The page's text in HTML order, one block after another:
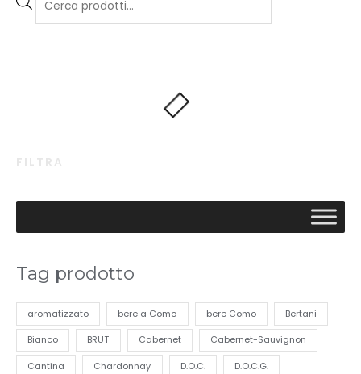
FILTRA
Tag prodotto
aromatizzato bere a Como bere Como Bertani
Bianco BRUT Cabernet Cabernet-Sauvignon
Cantina Chardonnay D.O.C. D.O.C.G.